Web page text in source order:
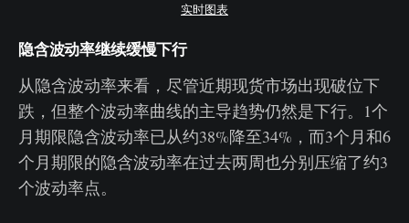
实时图表
隐含波动率继续缓慢下行
从隐含波动率来看，尽管近期现货市场出现破位下
跌，但整个波动率曲线的主导趋势仍然是下行。1个
月期限隐含波动率已从约38%降至34%，而3个月和6
个月期限的隐含波动率在过去两周也分别压缩了约3
个波动率点。